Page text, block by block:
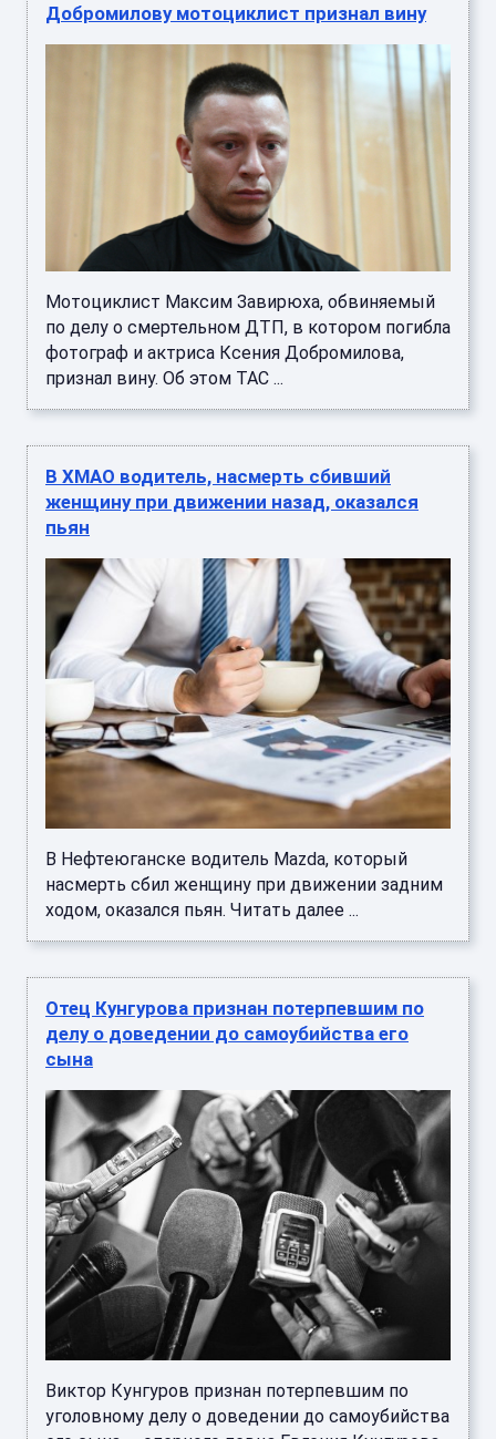
Добромилову мотоциклист признал вину
Мотоциклист Максим Завирюха, обвиняемый
по делу о смертельном ДТП, в котором погибла
фотограф и актриса Ксения Добромилова,
признал вину. Об этом ТАС ...
В ХМАО водитель, насмерть сбивший
женщину при движении назад, оказался
пьян
В Нефтеюганске водитель Mazda, который
насмерть сбил женщину при движении задним
ходом, оказался пьян. Читать далее ...
Отец Кунгурова признан потерпевшим по
делу о доведении до самоубийства его
сына
Виктор Кунгуров признан потерпевшим по
уголовному делу о доведении до самоубийства